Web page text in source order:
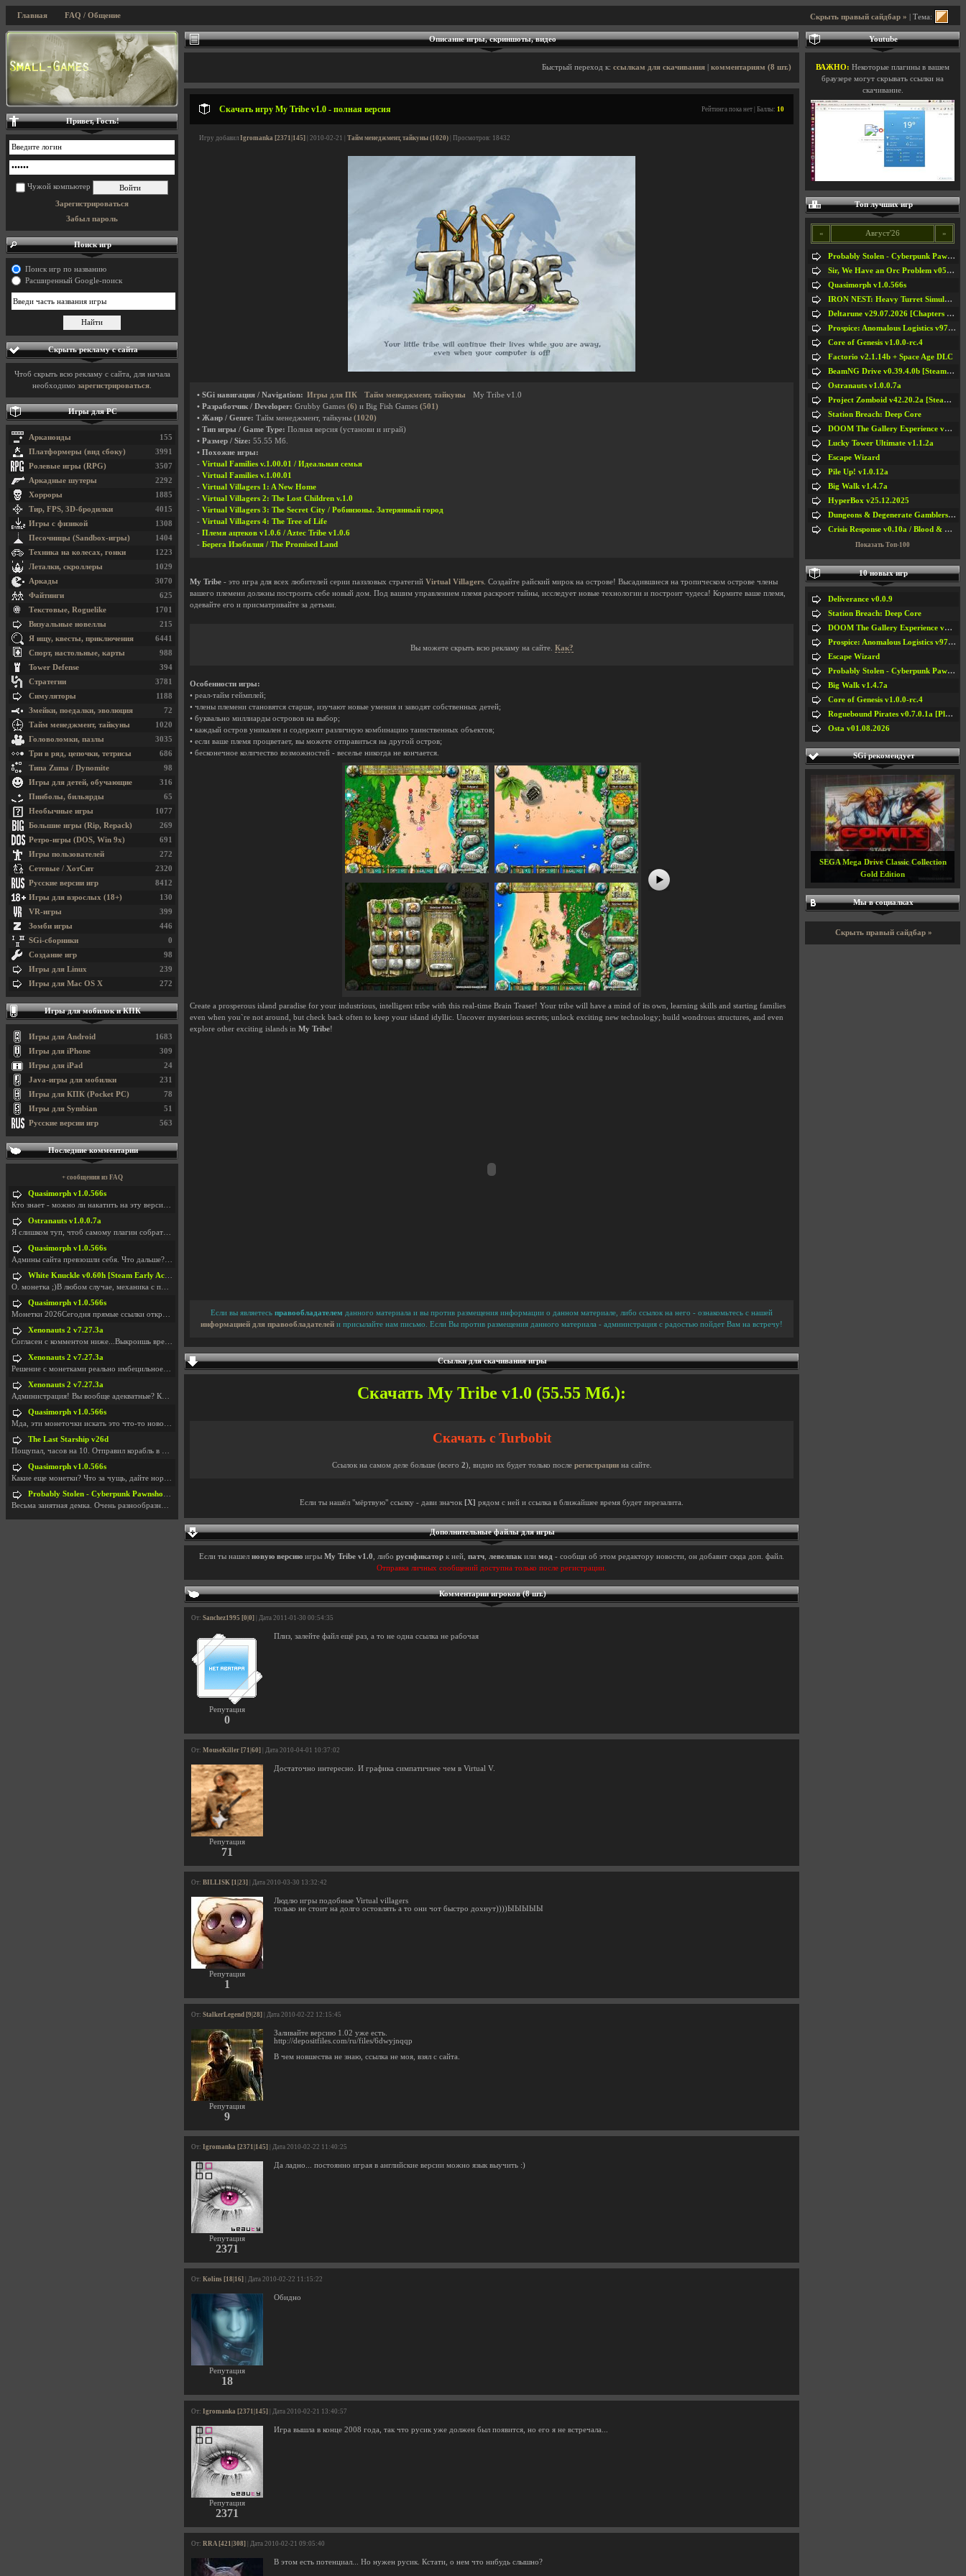
Скрыть правый сайдбар » | Тема:
Главная FAQ / Общение
Описание игры, скриншоты, видео
Быстрый переход к: ссылкам для скачивания комментариям (8 шт.)
Скачать игру My Tribe v1.0 - полная версия Рейтинга пока нет | Баллы: 10
Игру добавил Igromanka [2371|145] | 2010-02-21 | Тайм менеджмент, тайкуны (1020) | Просмотров: 18432
• SGi навигация / Navigation: Игры для ПК Тайм менеджмент, тайкуны
My Tribe v1.0
• Разработчик / Developer: Grubby Games (6) и Big Fish Games (501)
• Жанр / Genre: Тайм менеджмент, тайкуны (1020)
• Тип игры / Game Type: Полная версия (установи и играй)
• Размер / Size: 55.55 Мб.
• Похожие игры:
- Virtual Families v.1.00.01 / Идеальная семья
- Virtual Families v.1.00.01
- Virtual Villagers 1: A New Home
- Virtual Villagers 2: The Lost Children v.1.0
- Virtual Villagers 3: The Secret City / Робинзоны. Затерянный город
- Virtual Villagers 4: The Tree of Life
- Племя ацтеков v1.0.6 / Aztec Tribe v1.0.6
- Берега Изобилия / The Promised Land
My Tribe - это игра для всех любителей серии паззловых стратегий Virtual Villagers . Создайте райский мирок на острове! Высадившиеся на тропическом острове члены
вашего племени должны построить себе новый дом. Под вашим управлением племя раскроет тайны, исследует новые технологии и построит чудеса! Кормите ваше племя,
одевайте его и присматривайте за детьми.
Вы можете скрыть всю рекламу на сайте. Как?
Особенности игры:
• реал-тайм геймплей;
• члены племени становятся старше, изучают новые умения и заводят собственных детей;
• буквально миллиарды островов на выбор;
• каждый остров уникален и содержит различную комбинацию таинственных объектов;
• если ваше племя процветает, вы можете отправиться на другой остров;
• бесконечное количество возможностей - веселье никогда не кончается.
#6
#8
Create a prosperous island paradise for your industrious, intelligent tribe with this real-time Brain Teaser! Your tribe will have a mind of its own, learning skills and starting families
even when you`re not around, but check back often to keep your island idyllic. Uncover mysterious secrets; unlock exciting new technology; build wondrous structures, and even
explore other exciting islands in My Tribe!
Если вы являетесь правообладателем данного материала и вы против размещения информации о данном материале, либо ссылок на него - ознакомьтесь с нашей
информацией для правообладателей и присылайте нам письмо. Если Вы против размещения данного материала - администрация с радостью пойдет Вам на встречу!
Ссылки для скачивания игры
Скачать My Tribe v1.0 (55.55 Мб.):
Скачать с Turbobit
Ссылок на самом деле больше (всего 2), видно их будет только после регистрациина сайте.
Если ты нашёл "мёртвую" ссылку - дави значок [X] рядом с ней и ссылка в ближайшее время будет перезалита.
Дополнительные файлы для игры
Если ты нашел новую версию игры My Tribe v1.0 , либо русификатор к ней, патч левелпак или мод - сообщи об этом редактору новости, он добавит сюда доп. файл.
Отправка личных сообщений доступна только после регистрации.
Комментарии игроков (8 шт.)
От: Sanchez1995 [0|0] | Дата 2011-01-30 00:54:35
Репутация
0
Плиз, залейте файл ещё раз, а то не одна ссылка не рабочая
От: MouseKiller [71|60] | Дата 2010-04-01 10:37:02
Репутация
71
Достаточно интересно. И графика симпатичнее чем в Virtual V.
От: BILLISK [1|23] | Дата 2010-03-30 13:32:42
Репутация
1
Людлю игры подобные Virtual villagers
только не стоит на долго остовлять а то они чот быстро дохнут))))ЫЫЫЫЫ
От: StalkerLegend [9|28] | Дата 2010-02-22 12:15:45
Репутация
9
Заливайте версию 1.02 уже есть.
http://depositfiles.com/ru/files/6dwyjnqqp
В чем новшества не знаю, ссылка не моя, взял с сайта.
От: Igromanka [2371|145] | Дата 2010-02-22 11:40:25
Репутация
2371
Да ладно... постоянно играя в английские версии можно язык выучить :)
От: Kolins [18|16] | Дата 2010-02-22 11:15:22
Репутация
18
Обидно
От: Igromanka [2371|145] | Дата 2010-02-21 13:40:57
Репутация
2371
Игра вышла в конце 2008 года, так что русик уже должен был появится, но его я не встречала...
От: RRA [421|308] | Дата 2010-02-21 09:05:40
В этом есть потенциал... Но нужен русик. Кстати, о нем что нибудь слышно?
Привет, Гость!
Чужой компьютер
Зарегистрироваться
Забыл пароль
Поиск игр
Поиск игр по названию
Расширенный Google-поиск
Скрыть рекламу с сайта
Чтоб скрыть всю рекламу с сайта, для начала
необходимо зарегистрироваться
Игры для PC
155
Арканоиды
3991
Платформеры (вид сбоку)
3507
Ролевые игры (RPG)
2292
Аркадные шутеры
1885
Хорроры
4015
Тир, FPS, 3D-бродилки
1308
Игры с физикой
1404
Песочницы (Sandbox-игры)
1223
Техника на колесах, гонки
1029
Леталки, скроллеры
3070
Аркады
625
Файтинги
1701
Текстовые, Roguelike
215
Визуальные новеллы
6441
Я ищу, квесты, приключения
988
Спорт, настольные, карты
394
Tower Defense
3781
Стратегии
1188
Симуляторы
72
Змейки, поедалки, эволюция
1020
Тайм менеджмент, тайкуны
3035
Головоломки, пазлы
686
Три в ряд, цепочки, тетрисы
98
Типа Zuma / Dynomite
316
Игры для детей, обучающие
65
Пинболы, бильярды
1077
Необычные игры
269
Большие игры (Rip, Repack)
691
Ретро-игры (DOS, Win 9x)
272
Игры пользователей
2320
Сетевые / ХотСит
8412
Русские версии игр
130
Игры для взрослых (18+)
399
VR-игры
446
Зомби игры
0
SGi-сборники
98
Создание игр
239
Игры для Linux
272
Игры для Mac OS X
Игры для мобилок и КПК
1683
Игры для Android
309
Игры для iPhone
24
Игры для iPad
231
Java-игры для мобилки
78
Игры для КПК (Pocket PC)
51
Игры для Symbian
563
Русские версии игр
Последние комментарии
+ сообщения из FAQ
Quasimorph v1.0.566s
Кто знает - можно ли накатить на эту версию моды?
Ostranauts v1.0.0.7a
Я слишком туп, чтоб самому плагин собрать. И что-т
Quasimorph v1.0.566s
Админы сайта превзошли себя. Что дальше? Засунь се
White Knuckle v0.60h [Steam Early Access]
О. монетка ;)В любом случае, механика с поиском мо
Quasimorph v1.0.566s
Монетки 2026Сегодня прямые ссылки открываются посл
Xenonauts 2 v7.27.3a
Согласен с комментом ниже...Выкроишь время чтобы з
Xenonauts 2 v7.27.3a
Решение с монетками реально имбецильное. Как сдела
Xenonauts 2 v7.27.3a
Администрация! Вы вообще адекватные? Какие монетки
Quasimorph v1.0.566s
Мда, эти монеточки искать это что-то новое в сфере
The Last Starship v26d
Пощупал, часов на 10. Отправил корабль в другую Га
Quasimorph v1.0.566s
Какие еще монетки? Что за чущь, дайте нормально ск
Probably Stolen - Cyberpunk Pawnshop Simulator v048c [Playtest]
Весьма занятная демка. Очень разнообразные механик
Youtube
ВАЖНО: Некоторые плагины в вашем
браузере могут скрывать ссылки на
скачивание.
Топ лучших игр
« Август'26 »
Probably Stolen - Cyberpunk Pawnshop Simulator v048c [Playtest]
Sir, We Have an Orc Problem v05.08.2026
Quasimorph v1.0.566s
IRON NEST: Heavy Turret Simulator v1.0a
Deltarune v29.07.2026 [Chapters 1-5] / + RUS [Chapters 1-5]
Prospice: Anomalous Logistics v97 [Playtest]
Core of Genesis v1.0.0-rc.4
Factorio v2.1.14b + Space Age DLC
BeamNG Drive v0.39.4.0b [Steam Early Access]
Ostranauts v1.0.0.7a
Project Zomboid v42.20.2a [Steam Early Access]
Station Breach: Deep Core
DOOM The Gallery Experience v1.4.2
Lucky Tower Ultimate v1.1.2a
Escape Wizard
Pile Up! v1.0.12a
Big Walk v1.4.7a
HyperBox v25.12.2025
Dungeons & Degenerate Gamblers v2.0.2a
Crisis Response v0.10a / Blood & Bullet
Показать Топ-100
10 новых игр
Deliverance v0.0.9
Station Breach: Deep Core
DOOM The Gallery Experience v1.4.2
Prospice: Anomalous Logistics v97 [Playtest]
Escape Wizard
Probably Stolen - Cyberpunk Pawnshop Simulator v048c [Playtest]
Big Walk v1.4.7a
Core of Genesis v1.0.0-rc.4
Roguebound Pirates v0.7.0.1a [Playtest]
Osta v01.08.2026
SGi рекомендует
SEGA Mega Drive Classic Collection
Gold Edition
Мы в социалках
Скрыть правый сайдбар »